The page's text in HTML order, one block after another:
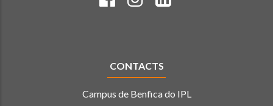
CONTACTS
Campus de Benfica do IPL